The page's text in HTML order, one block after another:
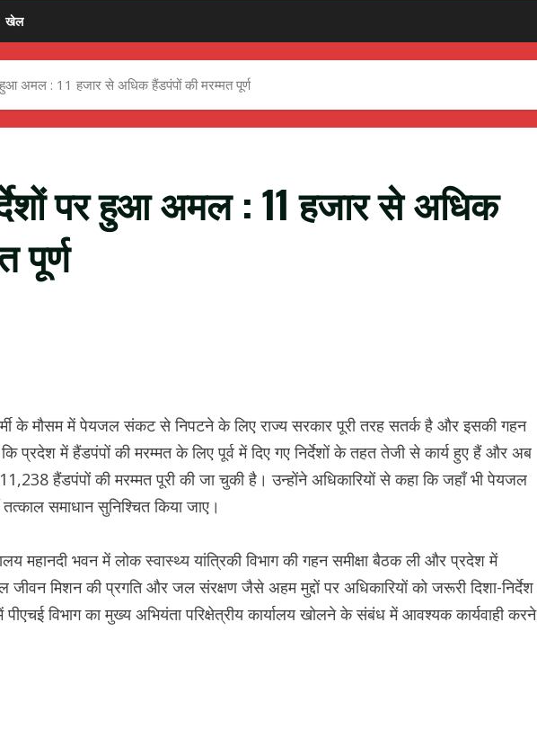
खेल
हुआ अमल : 11 हजार से अधिक हैंडपंपों की मरम्मत पूर्ण
पर हुआ अमल : 11 हजार से अधिक
पूर्ण
के मौसम में पेयजल संकट से निपटने के लिए राज्य सरकार पूरी तरह सतर्क है और इसकी गहन
कि प्रदेश में हैंडपंपों की मरम्मत के लिए पूर्व में दिए गए निर्देशों के तहत तेजी से कार्य हुए हैं और अब
हैंडपंपों की मरम्मत पूरी की जा चुकी है। उन्होंने अधिकारियों से कहा कि जहाँ भी पेयजल
समाधान सुनिश्चित किया जाए।
महानदी भवन में लोक स्वास्थ्य यांत्रिकी विभाग की गहन समीक्षा बैठक ली और प्रदेश में
मिशन की प्रगति और जल संरक्षण जैसे अहम मुद्दों पर अधिकारियों को जरूरी दिशा-निर्देश
विभाग का मुख्य अभियंता परिक्षेत्रीय कार्यालय खोलने के संबंध में आवश्यक कार्यवाही करने